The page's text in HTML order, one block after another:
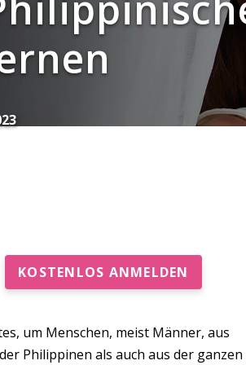
KOSTENLOS ANMELDEN
um Menschen, meist Männer, aus
Philippinen als auch aus der ganzen